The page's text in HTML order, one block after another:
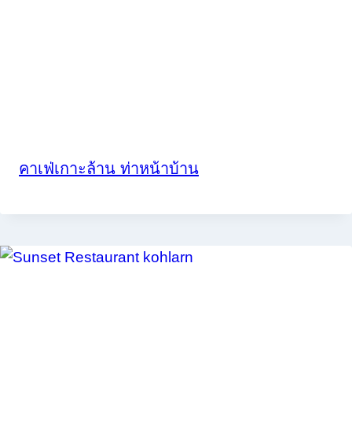
คาเฟ่เกาะล้าน ท่าหน้าบ้าน